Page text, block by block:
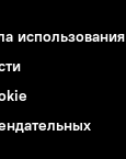
использования